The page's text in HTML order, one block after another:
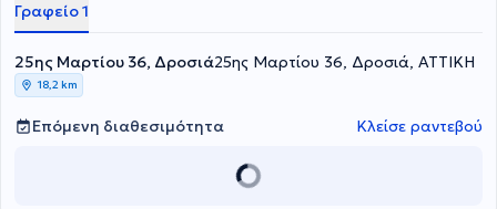
Γραφείο 1
25ης Μαρτίου 36, Δροσιά25ης Μαρτίου 36, Δροσιά, ΑΤΤΙΚΗ
18,2 km
Επόμενη διαθεσιμότητα Κλείσε ραντεβού